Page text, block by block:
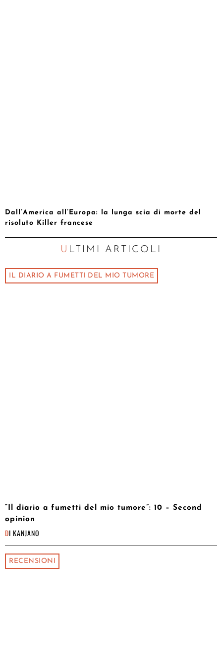
Dall’America all’Europa: la lunga scia di morte del
risoluto Killer francese
ULTIMI ARTICOLI
IL DIARIO A FUMETTI DEL MIO TUMORE
“Il diario a fumetti del mio tumore”: 10 – Second
opinion
DI KANJANO
RECENSIONI